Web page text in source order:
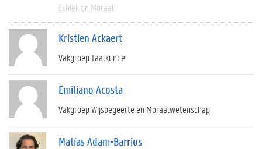
Ethiek En Moraal
Kristien Ackaert
Vakgroep Taalkunde
Emiliano Acosta
Vakgroep Wijsbegeerte en Moraalwetenschap
Matías Adam-Barrios